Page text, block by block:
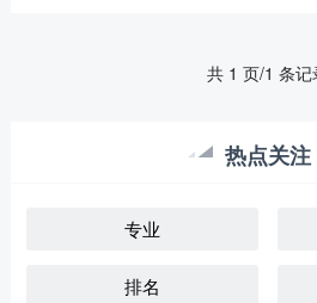
共 1 页/1 条记
热点关注
专业
排名